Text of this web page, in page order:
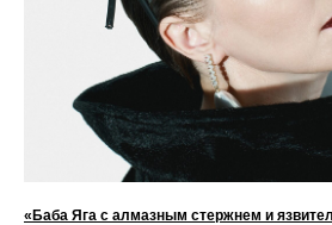
«Баба Яга с алмазным стержнем и